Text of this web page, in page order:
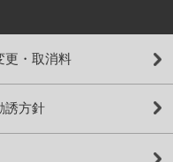
花すすき（大阪府）、ド
府）、梅小路公園紅葉ま
府）、長岡京ガラシャ祭
いこん（京都府・旬）
饗宴（大阪府）、大阪城
リスマスマーケット大阪
JOYO～（京都府）、九
景色（大阪府）、今宮戎
宴（大阪府）、大阪城イ
府）、新春甘南備山初登
、大阪城イルミナージュ
阪府）、てんま天神梅ま
（京都府）、大相撲大阪
岡天満宮 梅花祭（京都
手町さくらまつり（京都
お城まつり（京都府）、
城南宮）
記念公園ホタルの夕べ
生家新茶まつり（京都
こ（京都府・旬）、宇治
）、住吉大社の御田植神
トアップ&観音堂夜間拝
観音寺 あじさいまつり
神祭（大阪府）、令和
大阪府）、生國魂祭（大
都府・旬）
更・取消料
誘方針